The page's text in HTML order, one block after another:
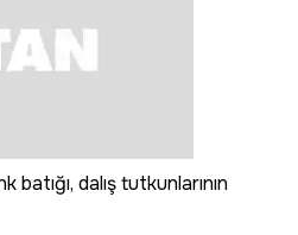
dalış tutkunlarının